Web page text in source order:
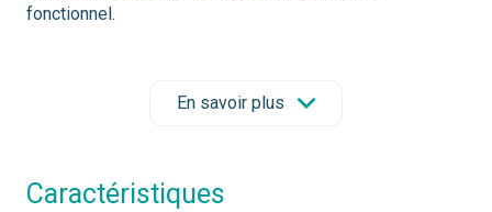
fonctionnel.
Résidence avec ascenseur
Accès rapide au centre de Bordeaux en 5 minutes à
En savoir plus
caractéristiques